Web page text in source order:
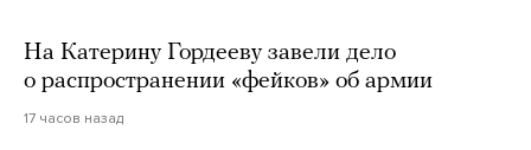
На Катерину Гордееву завели дело
о распространении «фейков» об армии
17 часов назад